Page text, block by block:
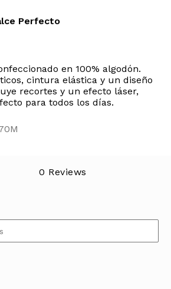
Perfecto
en 100% algodón.
cintura elástica y un diseño
recortes y un efecto láser,
para todos los días.
0 Reviews